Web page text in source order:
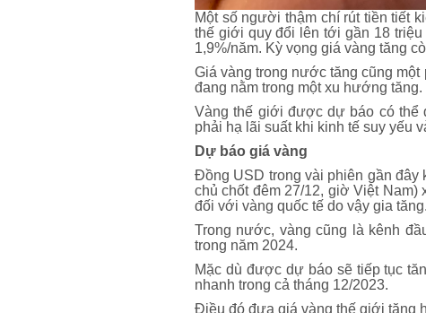
Một số người thậm chí rút tiền tiết
thế giới quy đổi lên tới gần 18
1,9%/năm. Kỳ vọng giá vàng tăng
Giá vàng trong nước tăng cũng
đang nằm trong một xu hướng tăng.
Vàng thế giới được dự báo có thể
phải hạ lãi suất khi kinh tế suy yếu
Dự báo giá vàng
Đồng USD trong vài phiên gần
chủ chốt đêm 27/12, giờ Việt Nam)
đối với vàng quốc tế do vậy gia tăng.
Trong nước, vàng cũng là kênh
trong năm 2024.
Mặc dù được dự báo sẽ tiếp tục
nhanh trong cả tháng 12/2023.
Điều đó đưa giá vàng thế giới tăng